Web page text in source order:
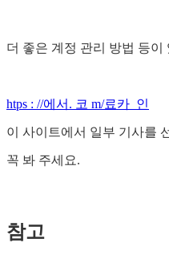
더 좋은 계정 관리 방법 등이
htps : //에서. 코 m/료카_인
이 사이트에서 일부 기사를
꼭 봐 주세요.
참고